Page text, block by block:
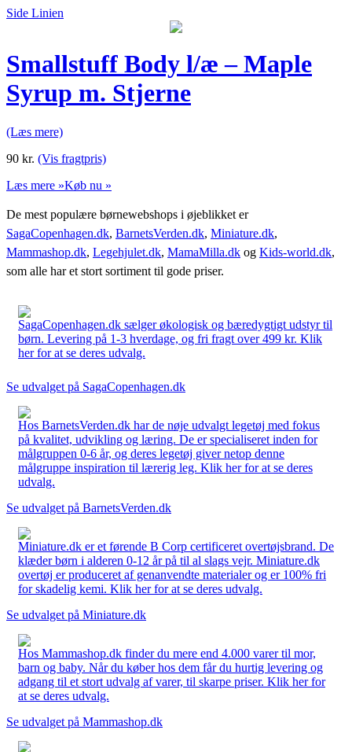
Side Linien
Smallstuff Body l/æ – Maple
Syrup m. Stjerne
(Læs mere)
90 kr. (Vis fragtpris)
Læs mere »Køb nu »
De mest populære børnewebshops i øjeblikket er
SagaCopenhagen.dk, BarnetsVerden.dk, Miniature.dk,
Mammashop.dk, Legehjulet.dk, MamaMilla.dk og Kids-world.dk,
som alle har et stort sortiment til gode priser.
SagaCopenhagen.dk sælger økologisk og bæredygtigt udstyr til
børn. Levering på 1-3 hverdage, og fri fragt over 499 kr. Klik
her for at se deres udvalg.
Se udvalget på SagaCopenhagen.dk
Hos BarnetsVerden.dk har de nøje udvalgt legetøj med fokus
på kvalitet, udvikling og læring. De er specialiseret inden for
målgruppen 0-6 år, og deres legetøj giver netop denne
målgruppe inspiration til lærerig leg. Klik her for at se deres
udvalg.
Se udvalget på BarnetsVerden.dk
Miniature.dk er et førende B Corp certificeret overtøjsbrand. De
klæder børn i alderen 0-12 år på til al slags vejr. Miniature.dk
overtøj er produceret af genanvendte materialer og er 100% fri
for skadelig kemi. Klik her for at se deres udvalg.
Se udvalget på Miniature.dk
Hos Mammashop.dk finder du mere end 4.000 varer til mor,
barn og baby. Når du køber hos dem får du hurtig levering og
adgang til et stort udvalg af varer, til skarpe priser. Klik her for
at se deres udvalg.
Se udvalget på Mammashop.dk